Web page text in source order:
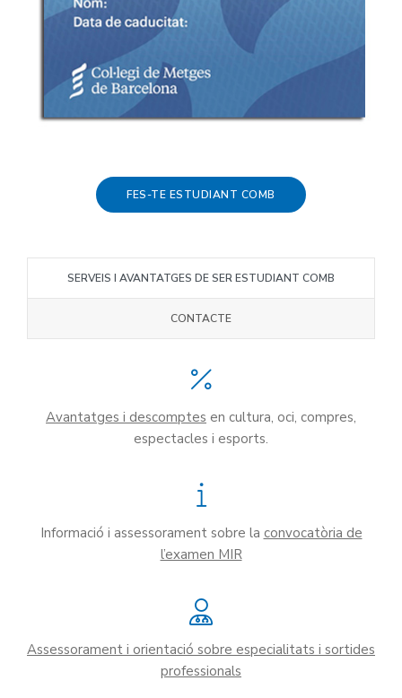
FES-TE ESTUDIANT COMB
SERVEIS I AVANTATGES DE SER ESTUDIANT COMB
CONTACTE
Avantatges i descomptes en cultura, oci, compres,
espectacles i esports.
Informació i assessorament sobre la convocatòria de
l’examen MIR
Assessorament i orientació sobre especialitats i sortides
professionals